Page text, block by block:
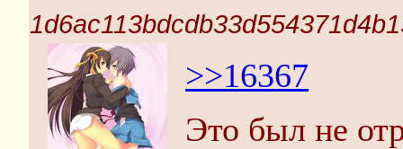
>>16367
Это был не